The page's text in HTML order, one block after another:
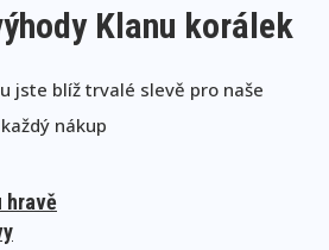
Klanu korálek
jste blíž trvalé slevě pro naše
nákup
hravě